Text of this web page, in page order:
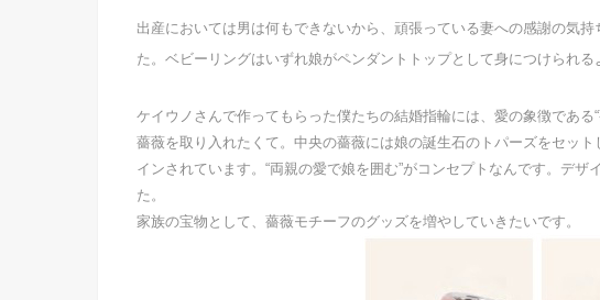
出産においては男は何もできないから、頑張っている妻への感謝の気
た。ベビーリングはいずれ娘がペンダントトップとして身につけられる
ケイウノさんで作ってもらった僕たちの結婚指輪には、愛の象徴である
薔薇を取り入れたくて。中央の薔薇には娘の誕生石のトパーズをセッ
インされています。“両親の愛で娘を囲む”がコンセプトなんです。デ
た。
家族の宝物として、薔薇モチーフのグッズを増やしていきたいです。